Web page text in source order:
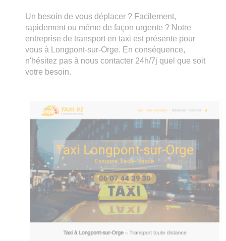
Un besoin de vous déplacer ? Facilement,
rapidement ou même de façon urgente ? Notre
entreprise de transport en taxi est présente pour
vous à Longpont-sur-Orge. En conséquence,
n'hésitez pas à nous contacter 24h/7j quel que soit
votre besoin.